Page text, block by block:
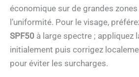
économique sur de grandes
l’uniformité. Pour le visage,
SPF50 à large spectre ; appliquez
initialement puis corrigez
pour éviter les surcharges.